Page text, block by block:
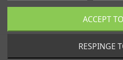
RESPINGE
ACCEPT
© 2019 - Ecommerce